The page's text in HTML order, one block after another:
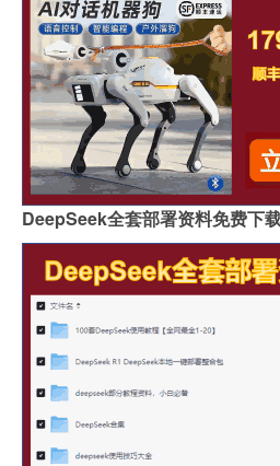
DeepSeek全套部署资料免费下